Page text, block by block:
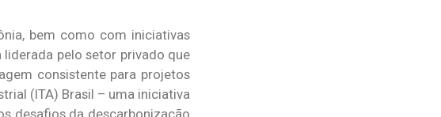
bem como com iniciativas
pelo setor privado que
consistente para projetos
(ITA) Brasil – uma iniciativa
desafios da descarbonização